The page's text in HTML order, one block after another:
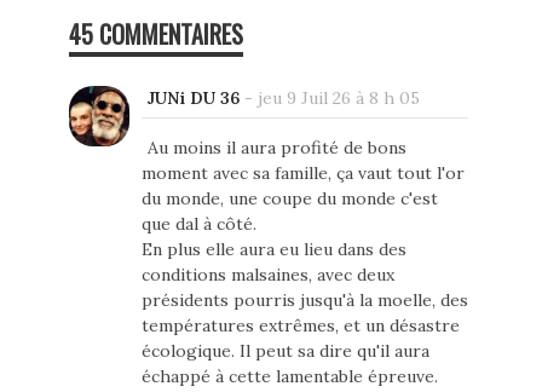
45 COMMENTAIRES
JUNi DU 36- jeu 9 Juil 26 à 8 h 05
Au moins il aura profité de bons
moment avec sa famille, ça vaut tout l'or
du monde, une coupe du monde c'est
que dal à côté.
En plus elle aura eu lieu dans des
conditions malsaines, avec deux
présidents pourris jusqu'à la moelle, des
températures extrêmes, et un désastre
écologique. Il peut sa dire qu'il aura
échappé à cette lamentable épreuve.